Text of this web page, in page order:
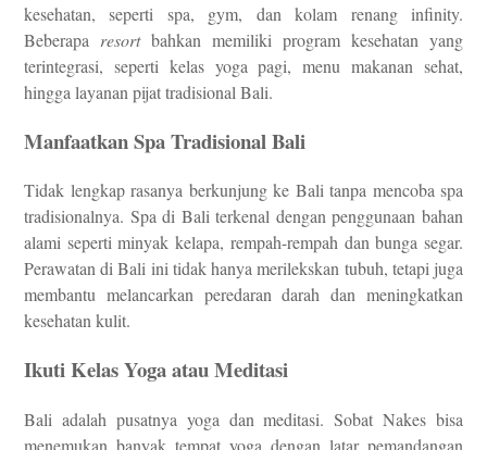
kesehatan, seperti spa, gym, dan kolam renang infinity.
Beberapa resortbahkan memiliki program kesehatan yang
terintegrasi, seperti kelas yoga pagi, menu makanan sehat,
hingga layanan pijat tradisional Bali.
Manfaatkan Spa Tradisional Bali
Tidak lengkap rasanya berkunjung ke Bali tanpa mencoba spa
tradisionalnya. Spa di Bali terkenal dengan penggunaan bahan
alami seperti minyak kelapa, rempah-rempah dan bunga segar.
Perawatan di Bali ini tidak hanya merilekskan tubuh, tetapi juga
membantu melancarkan peredaran darah dan meningkatkan
kesehatan kulit.
Ikuti Kelas Yoga atau Meditasi
Bali adalah pusatnya yoga dan meditasi. Sobat Nakes bisa
menemukan banyak tempat yoga dengan latar pemandangan